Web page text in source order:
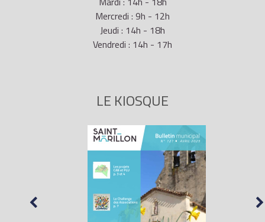
Mercredi : 9h - 12h
Jeudi : 14h - 18h
Vendredi : 14h - 17h
LE KIOSQUE